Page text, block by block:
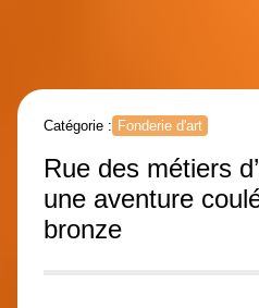
Catégorie : Fonderie d'art
Rue des métiers
une aventure
bronze